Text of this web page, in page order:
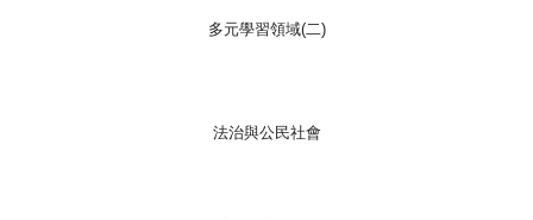
多元學習領域(二)
法治與公民社會